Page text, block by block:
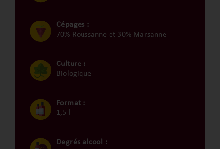
Cépages :
70% Roussanne et 30% Marsanne
Culture :
Biologique
Format :
1,5 l
Degrés alcool :